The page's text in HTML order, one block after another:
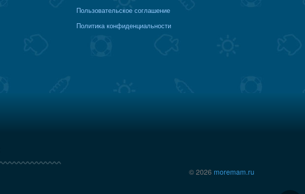
Пользовательское соглашение
Политика конфиденциальности
© 2026 moremam.ru